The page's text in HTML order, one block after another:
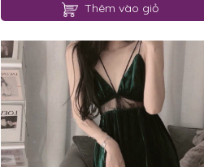
Thêm vào giỏ